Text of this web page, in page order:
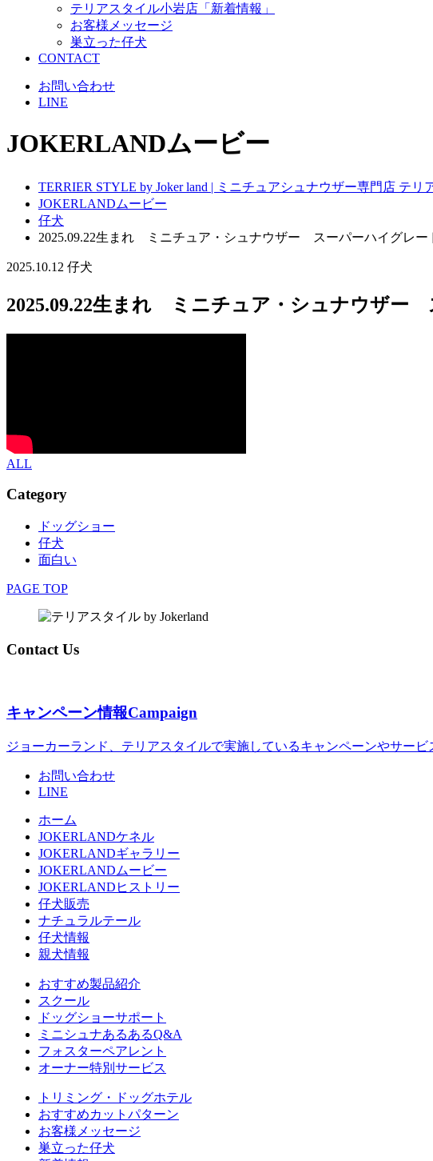
テリアスタイル小岩店「新着情報」
お客様メッセージ
巣立った仔犬
CONTACT
お問い合わせ
LINE
JOKERLANDムービー
TERRIER STYLE by Joker land | ミニチュアシュナウザー専門店 テリ
JOKERLANDムービー
仔犬
2025.09.22生まれ ミニチュア・シュナウザー スーパーハイグレー
2025.10.12 仔犬
2025.09.22生まれ ミニチュア・シュナウザー
ALL
Category
ドッグショー
仔犬
面白い
PAGE TOP
Contact Us
キャンペーン情報Campaign
ジョーカーランド、テリアスタイルで実施しているキャンペーンやサービ
お問い合わせ
LINE
ホーム
JOKERLANDケネル
JOKERLANDギャラリー
JOKERLANDムービー
JOKERLANDヒストリー
仔犬販売
ナチュラルテール
仔犬情報
親犬情報
おすすめ製品紹介
スクール
ドッグショーサポート
ミニシュナあるあるQ&A
フォスターペアレント
オーナー特別サービス
トリミング・ドッグホテル
おすすめカットパターン
お客様メッセージ
巣立った仔犬